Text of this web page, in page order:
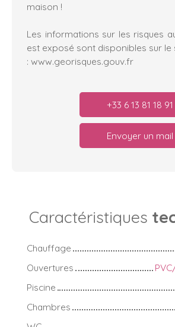
maison !
Les informations sur les risques
est exposé sont disponibles sur le
: www.georisques.gouv.fr
+33 6 13 81 18 91
Envoyer un mail
Caractéristiques
Chauffage
Ouvertures
Piscine
Chambres